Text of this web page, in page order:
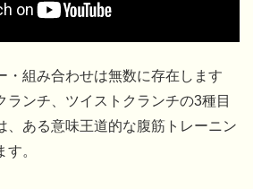
・組み合わせは無数に存在します
ランチ、ツイストクランチの3種目
、ある意味王道的な腹筋トレーニン
。